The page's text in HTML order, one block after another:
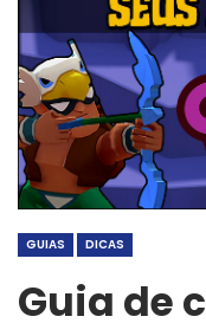
GUIAS DICAS
Guia de